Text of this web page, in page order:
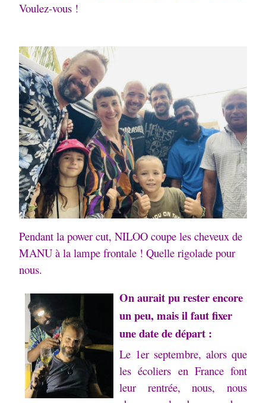
Voulez-vous !
Pendant la power cut, NILOO coupe les cheveux de
MANU à la lampe frontale ! Quelle rigolade pour
nous.
On aurait pu rester encore
un peu, mais il faut fixer
une date de départ :
Le 1er septembre, alors que
les écoliers en France font
leur rentrée, nous, nous